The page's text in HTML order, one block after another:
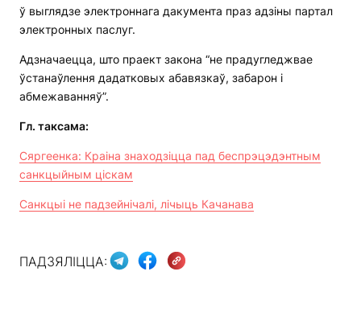
ў выглядзе электроннага дакумента праз адзіны партал
электронных паслуг.
Адзначаецца, што праект закона “не прадугледжвае
ўстанаўлення дадатковых абавязкаў, забарон і
абмежаванняў”.
Гл. таксама:
Сяргеенка: Краіна знаходзіцца пад беспрэцэдэнтным
санкцыйным ціскам
Санкцыі не падзейнічалі, лічыць Качанава
ПАДЗЯЛІЦЦА: